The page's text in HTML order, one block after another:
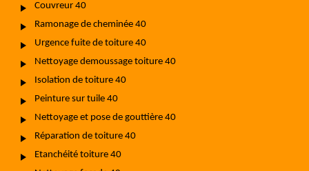
Couvreur 40
Ramonage de cheminée 40
Urgence fuite de toiture 40
Nettoyage demoussage toiture 40
Isolation de toiture 40
Peinture sur tuile 40
Nettoyage et pose de gouttière 40
Réparation de toiture 40
Etanchéité toiture 40